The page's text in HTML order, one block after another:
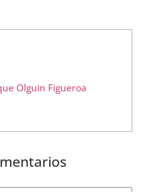
Olguin Figueroa